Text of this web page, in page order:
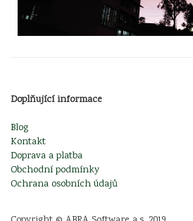
Doplňující informace
Blog
Kontakt
Doprava a platba
Obchodní podmínky
Ochrana osobních údajů